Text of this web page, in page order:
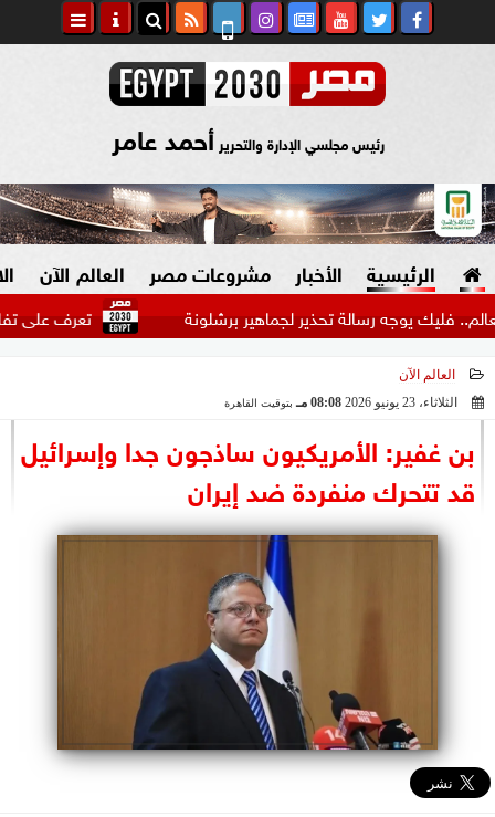
رئيس مجلسي الإدارة والتحرير أحمد عامر
الرئيسية الأخبار
السياسة
الرئاسة
البرلمان
مشروعات مصر العالم الآن
تعرف على تفاصيل رسالة تحذير لجماهير برشلونة
العالم الآن
الثلاثاء، 23 يونيو 2026
08:08 مـ بتوقيت القاهرة
بن غفير: الأمريكيون ساذجون جدا وإسرائيل
قد تتحرك منفردة ضد إيران